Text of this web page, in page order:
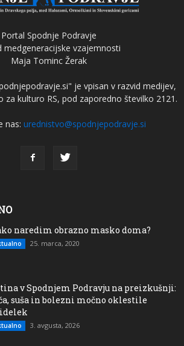
Portal Spodnje Podravje
medgeneracijske vzajemnosti
Maja Tominc Žerak
je vpisan v razvid medijev,
za kulturo RS, pod zaporedno številko 2121.
nas: urednistvo@spodnjepodravje.si
naredim obrazno masko doma?
25. marca, 2020
v Spodnjem Podravju na preizkušnji:
suša in bolezni močno oklestile
3. avgusta, 2026